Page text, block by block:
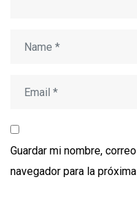
Guardar mi nombre,
navegador para la